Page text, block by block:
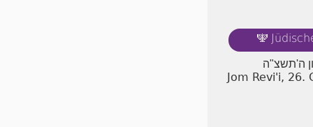
🕎
ה'תשצ"ה
Jom Revi'i, 26.